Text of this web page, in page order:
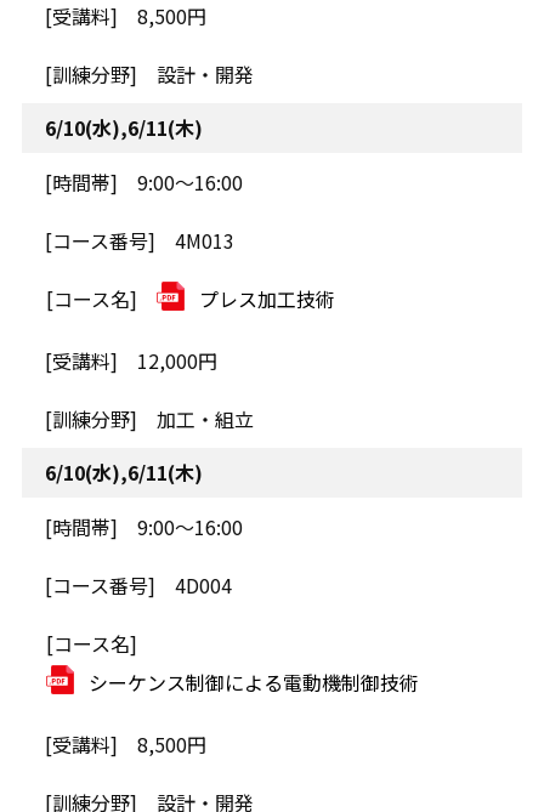
8,500円
設計・開発
6/10(水),6/11(木)
9:00～16:00
4M013
プレス加工技術
12,000円
加工・組立
6/10(水),6/11(木)
9:00～16:00
4D004
シーケンス制御による電動機制御技術
8,500円
設計・開発